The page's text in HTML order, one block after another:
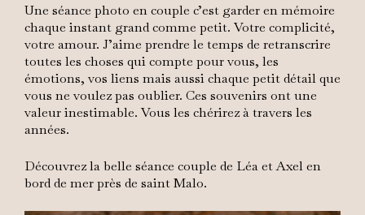
Une séance photo en couple c’est garder en mémoire
chaque instant grand comme petit. Votre complicité,
votre amour. J’aime prendre le temps de retranscrire
toutes les choses qui compte pour vous, les
émotions, vos liens mais aussi chaque petit détail que
vous ne voulez pas oublier. Ces souvenirs ont une
valeur inestimable. Vous les chérirez à travers les
années.
Découvrez la belle séance couple de Léa et Axel en
bord de mer près de saint Malo.